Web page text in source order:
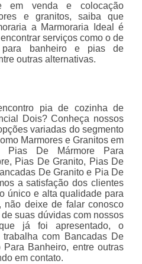
em venda e colocação
e granitos, saiba que
a Marmoraria Ideal é
serviços como o de
para banheiro e pias de
outras alternativas.
pia de cozinha de
Dois? Conheça nossos
variadas do segmento
Marmores e Granitos em
Pias De Mármore Para
Pias De Granito, Pias De
De Granito e Pia De
a satisfação dos clientes
único e alta qualidade para
não deixe de falar conosco
suas dúvidas com nossos
já foi apresentado, o
trabalha com Bancadas De
Banheiro, entre outras
em contato.